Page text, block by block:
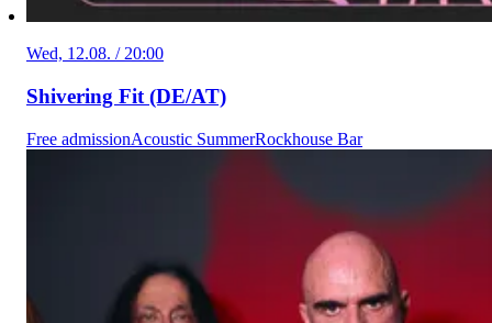
Wed, 12.08. / 20:00
Shivering Fit (DE/AT)
Free admissionAcoustic SummerRockhouse Bar